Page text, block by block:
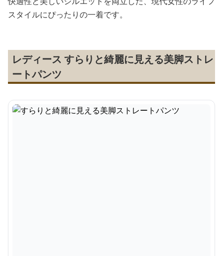
スタイルにぴったりの一着です。
レディース すらりと綺麗に見える美脚ストレ
ートパンツ